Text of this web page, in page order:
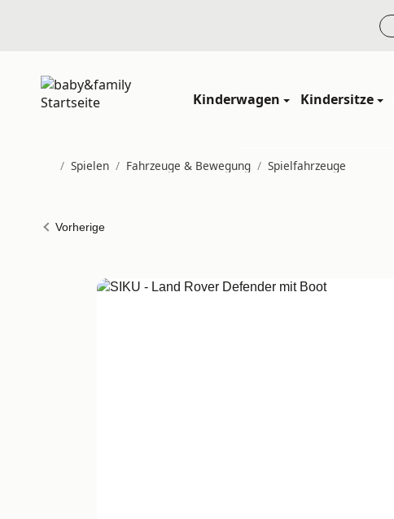
Kinderwagen Kindersitze
/ Spielen / Fahrzeuge & Bewegung / Spielfahrzeuge
Vorherige